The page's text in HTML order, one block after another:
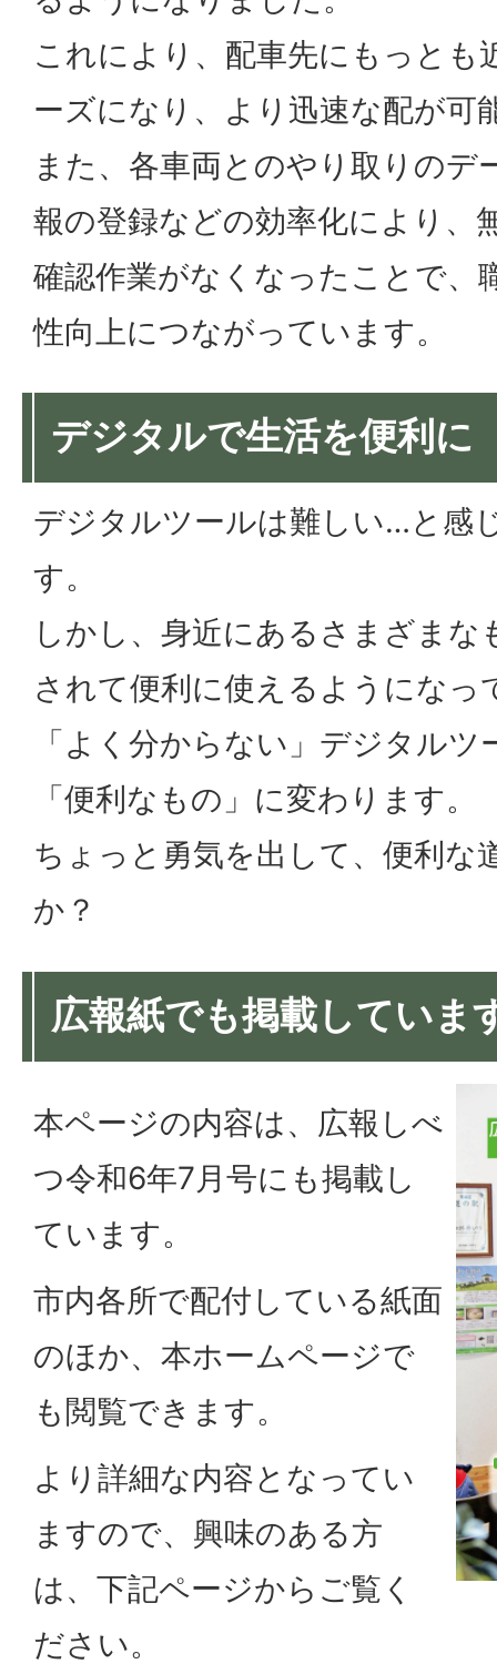
これにより、配車先にもっとも
ーズになり、より迅速な配が可
また、各車両とのやり取りのデ
報の登録などの効率化により、
確認作業がなくなったことで、
性向上につながっています。
デジタルで生活を便利に
デジタルツールは難しい…と感
す。
しかし、身近にあるさまざまな
されて便利に使えるようになっ
「よく分からない」デジタル
「便利なもの」に変わります。
ちょっと勇気を出して、便利な
か？
広報紙でも掲載していま
本ページの内容は、広報しべ
つ令和6年7月号にも掲載し
ています。
市内各所で配付している紙面
のほか、本ホームページで
も閲覧できます。
より詳細な内容となってい
ますので、興味のある方
は、下記ページからご覧く
ださい。